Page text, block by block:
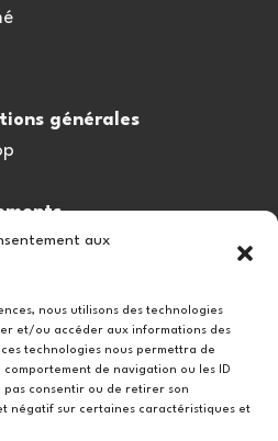
aux
nous utilisons des technologies
et/ou accéder aux informations des
technologies nous permettra de
de navigation ou les ID
pas consentir ou de retirer son
négatif sur certaines caractéristiques et
générales